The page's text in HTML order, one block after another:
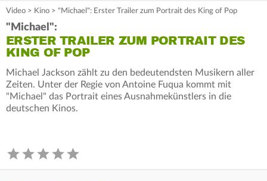
Video > Kino > "Michael": Erster Trailer zum Portrait des King of Pop
"Michael":
ERSTER TRAILER ZUM PORTRAIT DES
KING OF POP
Michael Jackson zählt zu den bedeutendsten Musikern aller
Zeiten. Unter der Regie von Antoine Fuqua kommt mit
"Michael" das Portrait eines Ausnahmekünstlers in die
deutschen Kinos.